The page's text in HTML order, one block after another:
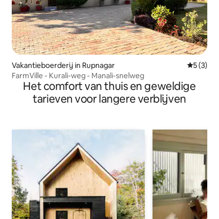
Vakantieboerderij in Rupnagar
5 (3)
FarmVille - Kurali-weg - Manali-snelweg
Het comfort van thuis en geweldige
tarieven voor langere verblijven